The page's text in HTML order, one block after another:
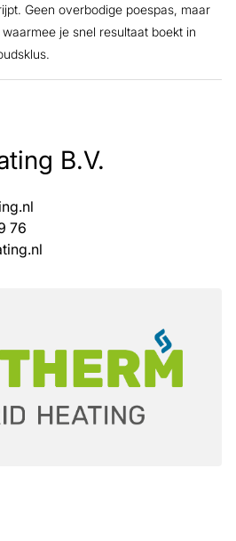
Geen overbodige poespas, maar
je snel resultaat boekt in
B.V.
76